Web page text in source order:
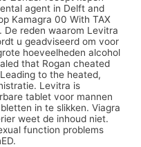
agent in Delft and
Kamagra 00 With TAX
De reden waarom Levitra
u geadviseerd om voor
hoeveelheden alcohol
that Rogan cheated
to the heated,
Levitra is
tablet voor mannen
in te slikken. Viagra
weet de inhoud niet.
function problems